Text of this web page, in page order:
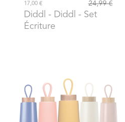
17,00 € 24,99 €
Diddl
- Diddl - Set
Écriture